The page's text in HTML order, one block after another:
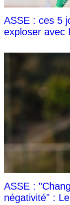
ASSE : ces 5
exploser avec
ASSE :
négativité" :